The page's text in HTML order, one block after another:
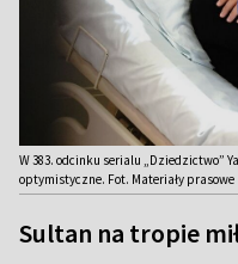
W 383. odcinku serialu „Dziedzictwo”
optymistyczne. Fot. Materiały prasowe
Sultan na tropie